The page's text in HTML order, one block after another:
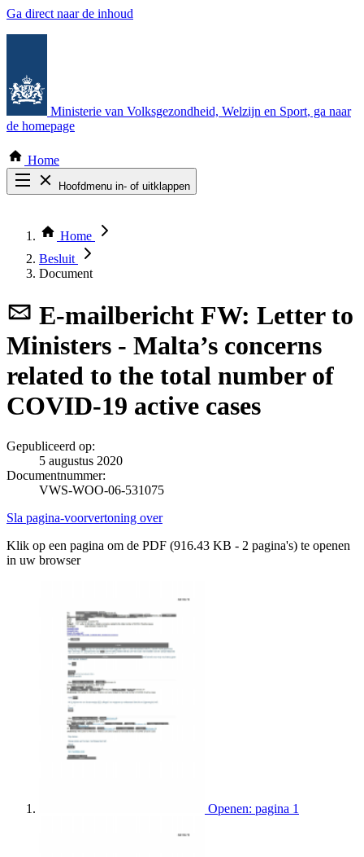
Ga direct naar de inhoud
Ministerie van Volksgezondheid, Welzijn en Sport, ga naar
de homepage
Home
Hoofdmenu in- of uitklappen
Thema COVID-19
Bekijk per bestuursorgaan
Home
Besluit
Document
E-mailbericht FW: Letter to
Ministers - Malta’s concerns
related to the total number of
COVID-19 active cases
Gepubliceerd op:
5 augustus 2020
Documentnummer:
VWS-WOO-06-531075
Sla pagina-voorvertoning over
Klik op een pagina om de PDF (916.43 KB - 2 pagina's) te openen
in uw browser
Openen: pagina 1